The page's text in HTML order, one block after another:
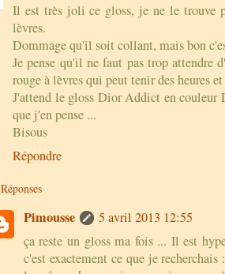
Il est très joli ce gloss, je ne le trouve
lèvres.
Dommage qu'il soit collant, mais bon
Je pense qu'il ne faut pas trop attendre
rouge à lèvres qui peut tenir des heures et
J'attend le gloss Dior Addict en couleur
que j'en pense ...
Bisous
Répondre
Réponses
Pimousse
5 avril 2013 12:55
ça reste un gloss ma fois ... Il est
c'est exactement ce que je